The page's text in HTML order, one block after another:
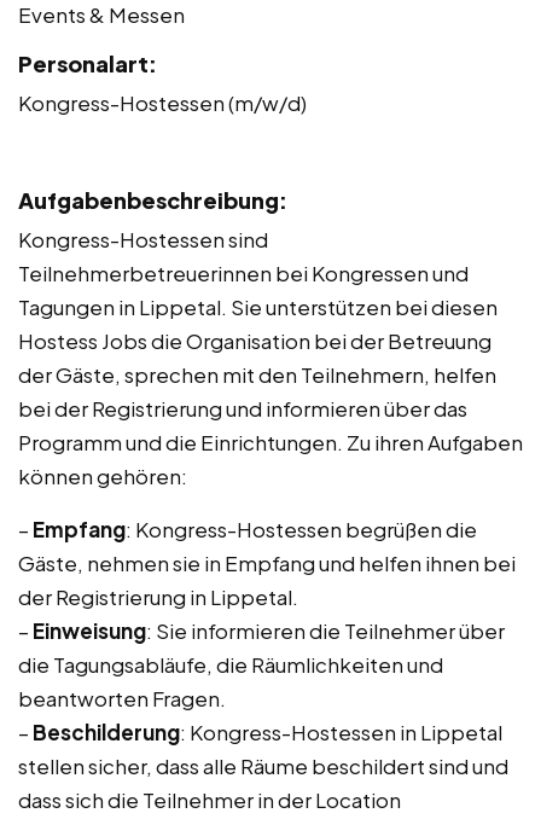
Events & Messen
Personalart:
Kongress-Hostessen (m/w/d)
Aufgabenbeschreibung:
Kongress-Hostessen sind
Teilnehmerbetreuerinnen bei Kongressen und
Tagungen in Lippetal. Sie unterstützen bei diesen
Hostess Jobs die Organisation bei der Betreuung
der Gäste, sprechen mit den Teilnehmern, helfen
bei der Registrierung und informieren über das
Programm und die Einrichtungen. Zu ihren Aufgaben
können gehören:
– Empfang: Kongress-Hostessen begrüßen die
Gäste, nehmen sie in Empfang und helfen ihnen bei
der Registrierung in Lippetal.
– Einweisung: Sie informieren die Teilnehmer über
die Tagungsabläufe, die Räumlichkeiten und
beantworten Fragen.
– Beschilderung: Kongress-Hostessen in Lippetal
stellen sicher, dass alle Räume beschildert sind und
dass sich die Teilnehmer in der Location